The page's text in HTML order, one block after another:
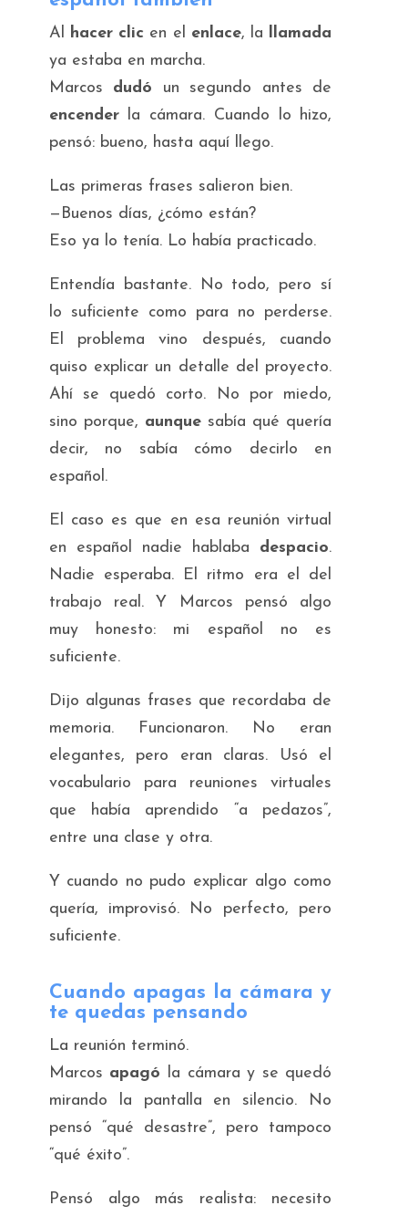
Al hacer clic en el enlace, la llamada
ya estaba en marcha.
Marcos dudó un segundo antes de
encenderla cámara. Cuando lo hizo,
pensó: bueno, hasta aquí llego.
Las primeras frases salieron bien.
—Buenos días, ¿cómo están?
Eso ya lo tenía. Lo había practicado.
Entendía bastante. No todo, pero sí
lo suficiente como para no perderse.
El problema vino después, cuando
quiso explicar un detalle del proyecto.
Ahí se quedó corto. No por miedo,
sino porque, aunquesabía qué quería
decir, no sabía cómo decirlo en
español.
El caso es que en esa reunión virtual
en español nadie hablaba despacio.
Nadie esperaba. El ritmo era el del
trabajo real. Y Marcos pensó algo
muy honesto: mi español no es
suficiente.
Dijo algunas frases que recordaba de
memoria. Funcionaron. No eran
elegantes, pero eran claras. Usó el
vocabulario para reuniones virtuales
que había aprendido “a pedazos”,
entre una clase y otra.
Y cuando no pudo explicar algo como
quería, improvisó. No perfecto, pero
suficiente.
Cuando apagas la cámara y
te quedas pensando
La reunión terminó.
Marcos apagó la cámara y se quedó
mirando la pantalla en silencio. No
pensó “qué desastre”, pero tampoco
“qué éxito”.
Pensó algo más realista: necesito